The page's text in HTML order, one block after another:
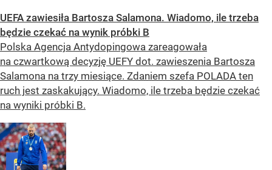
UEFA zawiesiła Bartosza Salamona. Wiadomo, ile trzeba
będzie czekać na wynik próbki B
Polska Agencja Antydopingowa zareagowała
na czwartkową decyzję UEFY dot. zawieszenia Bartosza
Salamona na trzy miesiące. Zdaniem szefa POLADA ten
ruch jest zaskakujący. Wiadomo, ile trzeba będzie czekać
na wyniki próbki B.